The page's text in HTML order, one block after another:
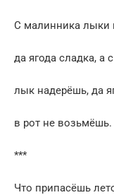
С малинника лыки
да ягода сладка, а
лык надерёшь, да
в рот не возьмёшь.
***
Что припасёшь